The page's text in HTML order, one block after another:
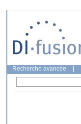
Recherche avancée